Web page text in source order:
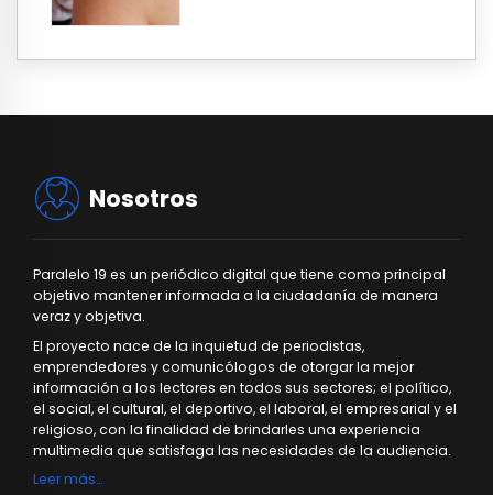
Nosotros
Paralelo 19 es un periódico digital que tiene como principal
objetivo mantener informada a la ciudadanía de manera
veraz y objetiva.
El proyecto nace de la inquietud de periodistas,
emprendedores y comunicólogos de otorgar la mejor
información a los lectores en todos sus sectores; el político,
el social, el cultural, el deportivo, el laboral, el empresarial y el
religioso, con la finalidad de brindarles una experiencia
multimedia que satisfaga las necesidades de la audiencia.
Leer más…